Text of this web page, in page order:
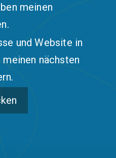
meinen
und Website in
nächsten